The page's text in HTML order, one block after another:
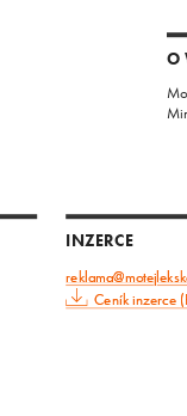
O
INZERCE
Ceník inzerce